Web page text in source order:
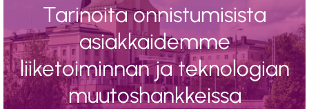
Tarinoita onnistumisista
asiakkaidemme
liiketoiminnan ja teknologian
muutoshankkeissa